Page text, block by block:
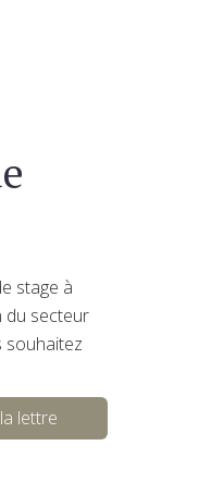
stage à
du secteur
souhaitez
lettre